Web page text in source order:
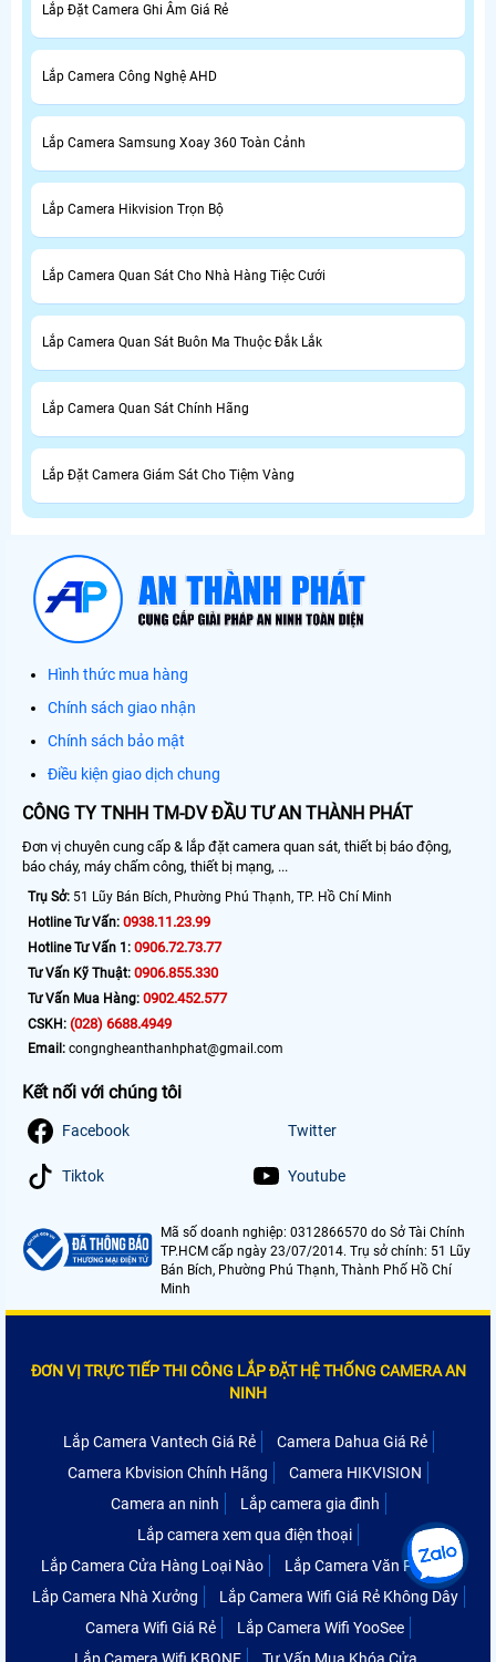
Lắp Đặt Camera Ghi Âm Giá Rẻ
Lắp Camera Công Nghệ AHD
Lắp Camera Samsung Xoay 360 Toàn Cảnh
Lắp Camera Hikvision Trọn Bộ
Lắp Camera Quan Sát Cho Nhà Hàng Tiệc Cưới
Lắp Camera Quan Sát Buôn Ma Thuộc Đắk Lắk
Lắp Camera Quan Sát Chính Hãng
Lắp Đặt Camera Giám Sát Cho Tiệm Vàng
Hình thức mua hàng
Chính sách giao nhận
Chính sách bảo mật
Điều kiện giao dịch chung
CÔNG TY TNHH TM-DV ĐẦU TƯ AN THÀNH PHÁT
Đơn vị chuyên cung cấp & lắp đặt camera quan sát, thiết bị báo động,
báo cháy, máy chấm công, thiết bị mạng, ...
Trụ Sở: 51 Lũy Bán Bích, Phường Phú Thạnh, TP. Hồ Chí Minh
Hotline Tư Vấn: 0938.11.23.99
Hotline Tư Vấn 1: 0906.72.73.77
Tư Vấn Kỹ Thuật: 0906.855.330
Tư Vấn Mua Hàng: 0902.452.577
CSKH: (028) 6688.4949
Email: congngheanthanhphat@gmail.com
Kết nối với chúng tôi
Facebook Twitter
Tiktok Youtube
Mã số doanh nghiệp: 0312866570 do Sở Tài Chính
TP.HCM cấp ngày 23/07/2014. Trụ sở chính: 51 Lũy
Bán Bích, Phường Phú Thạnh, Thành Phố Hồ Chí
Minh
ĐƠN VỊ TRỰC TIẾP THI CÔNG LẮP ĐẶT HỆ THỐNG CAMERA AN
NINH
Lắp Camera Vantech Giá Rẻ
Camera Dahua Giá Rẻ
Camera Kbvision Chính Hãng
Camera HIKVISION
Camera an ninh
Lắp camera gia đình
Lắp camera xem qua điện thoại
Lắp Camera Cửa Hàng Loại Nào
Lắp Camera Văn Phòng
Lắp Camera Nhà Xưởng
Lắp Camera Wifi Giá Rẻ Không Dây
Camera Wifi Giá Rẻ
Lắp Camera Wifi YooSee